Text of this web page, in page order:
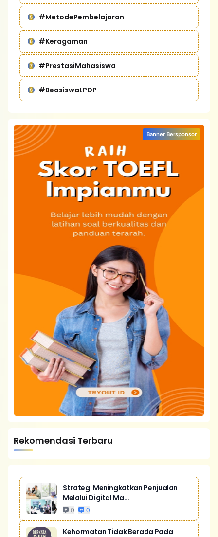
#MetodePembelajaran
#Keragaman
#PrestasiMahasiswa
#BeasiswaLPDP
Banner Bersponsor
Rekomendasi Terbaru
Strategi Meningkatkan Penjualan
Melalui Digital Ma...
0 0
Kehormatan Tidak Berada Pada